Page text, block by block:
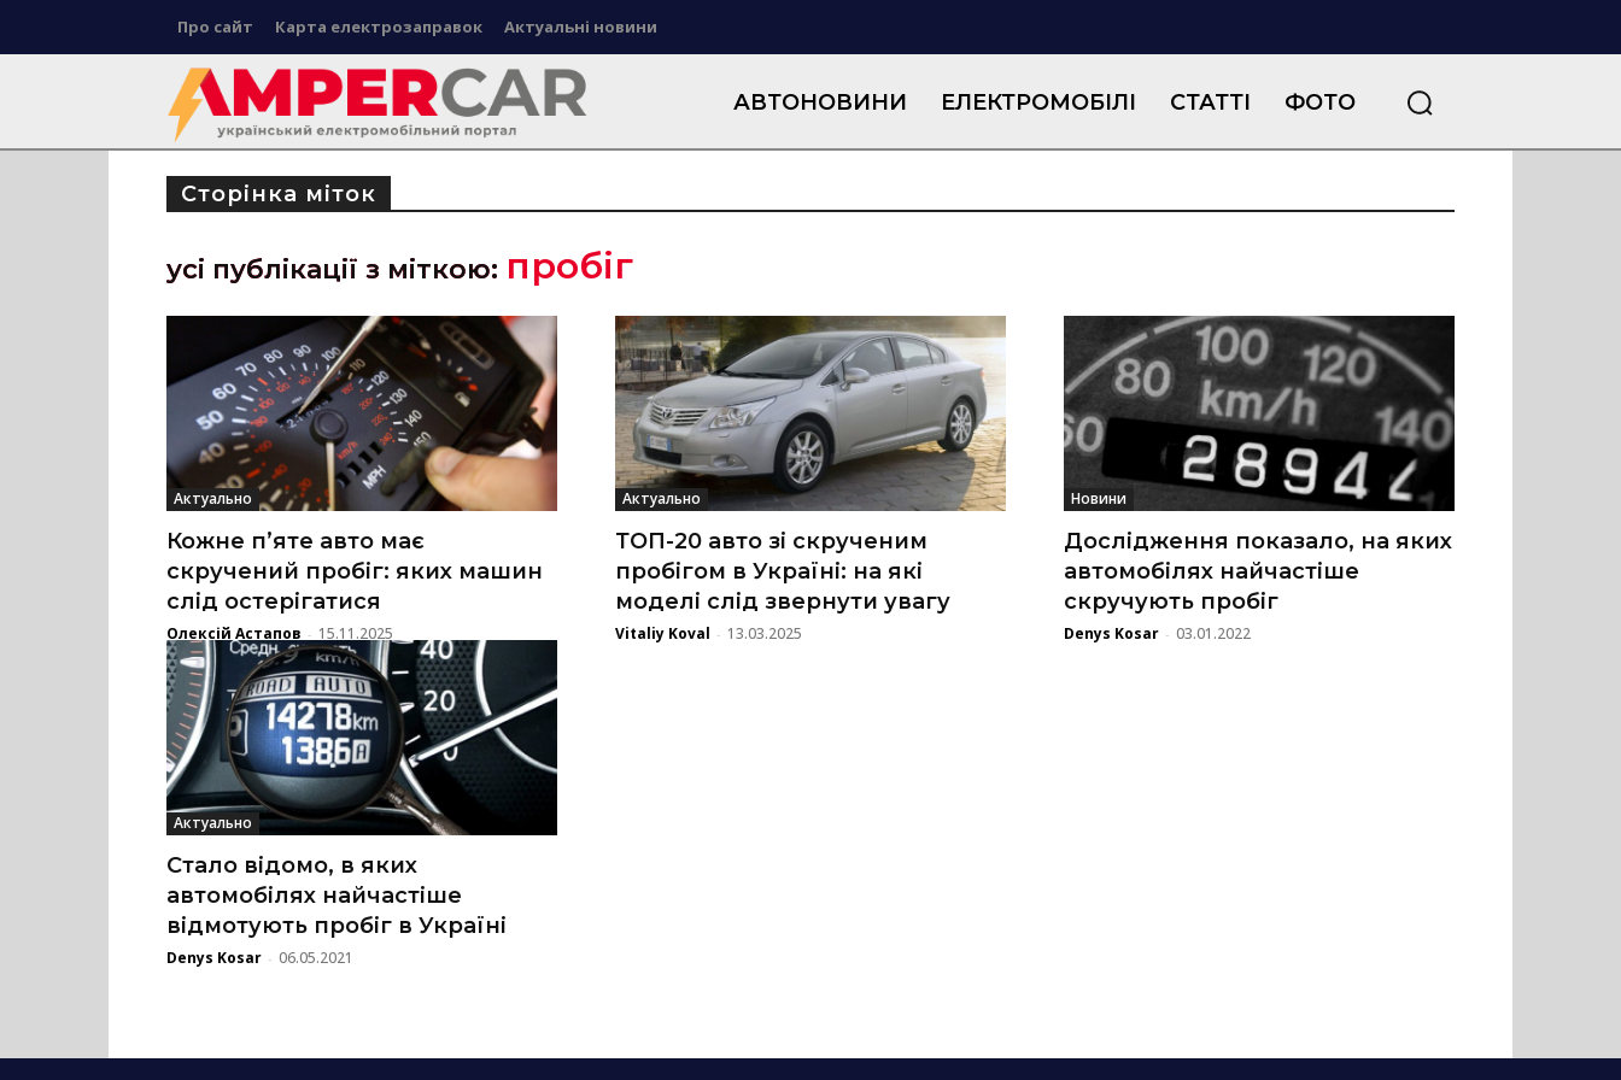
Про сайт Карта електрозаправок Актуальні новини
АВТОНОВИНИ ЕЛЕКТРОМОБІЛІ СТАТТІ ФОТО
Сторінка міток
усі публікації з міткою: пробіг
Актуально
Кожне п’яте авто має
скручений пробіг: яких машин
слід остерігатися
Олексій Астапов - 15.11.2025
Актуально
ТОП-20 авто зі скрученим
пробігом в Україні: на які
моделі слід звернути увагу
Vitaliy Koval - 13.03.2025
Новини
Дослідження показало, на яких
автомобілях найчастіше
скручують пробіг
Denys Kosar - 03.01.2022
Актуально
Стало відомо, в яких
автомобілях найчастіше
відмотують пробіг в Україні
Denys Kosar - 06.05.2021